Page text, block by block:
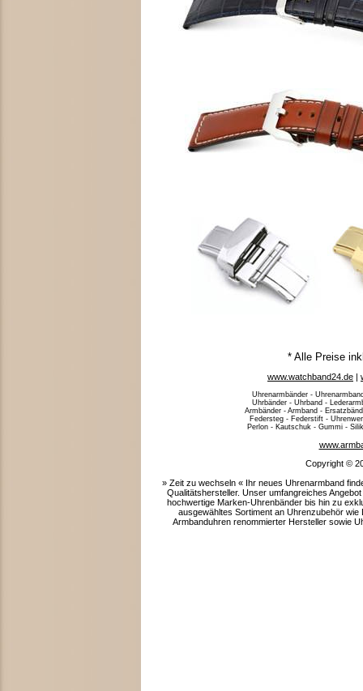
* Alle Preise
www.watchband24.de |
Uhrenarmbänder -
Uhrbänder - Uhrband -
Armbänder - Armband -
Federsteg - Federstift -
Perlon - Kautschuk - Gummi -
Copyright ©
» Zeit zu wechseln « Ihr neues Uhrenarmband
Qualitätshersteller. Unser umfangreiches
hochwertige Marken-Uhrenbänder bis hin zu
ausgewähltes Sortiment an Uhrenzubehör
Armbanduhren renommierter Hersteller sowie